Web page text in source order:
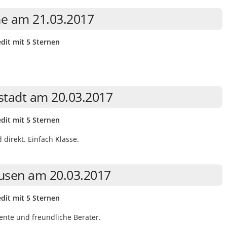
am 21.03.2017
mit 5 Sternen
am 20.03.2017
mit 5 Sternen
direkt. Einfach Klasse.
am 20.03.2017
mit 5 Sternen
und freundliche Berater.